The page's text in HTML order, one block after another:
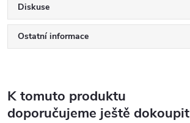
Diskuse
Ostatní informace
K tomuto produktu
doporučujeme ještě dokoupit